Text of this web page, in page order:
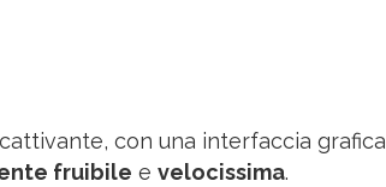
con una interfaccia grafica
fruibile e velocissima.